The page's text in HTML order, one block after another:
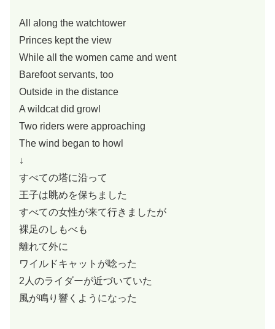
All along the watchtower
Princes kept the view
While all the women came and went
Barefoot servants, too
Outside in the distance
A wildcat did growl
Two riders were approaching
The wind began to howl
↓
すべての塔に沿って
王子は眺めを保ちました
すべての女性が来て行きましたが
裸足のしもべも
離れて外に
ワイルドキャットが唸った
2人のライダーが近づいていた
風が鳴り響くようになった